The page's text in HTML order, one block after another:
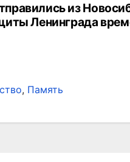
из
Ленинграда
, Память